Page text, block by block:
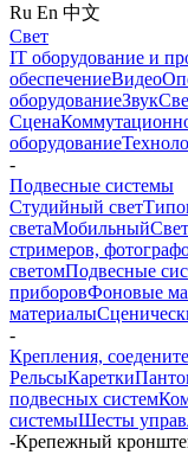
Ru En 中文
Свет
IT оборудование и
обеспечениеВидео
оборудованиеЗвук
Сцена
оборудование
-
Подвесные системы
Студийный свет
светаМобильный
стримеров,
светомПодвесные
приборовФоновые
материалы
-
Крепления,
РельсыКаретки
подвесных систем
системыШесты
-Крепежный